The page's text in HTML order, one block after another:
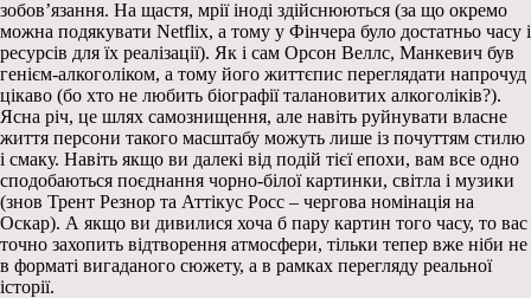
зобов’язання. На щастя, мрії іноді здійснюються (за що окремо
можна подякувати Netflix, а тому у Фінчера було достатньо часу і
ресурсів для їх реалізації). Як і сам Орсон Веллс, Манкевич був
генієм-алкоголіком, а тому його життєпис переглядати напрочуд
цікаво (бо хто не любить біографії талановитих алкоголіків?).
Ясна річ, це шлях самознищення, але навіть руйнувати власне
життя персони такого масштабу можуть лише із почуттям стилю
і смаку. Навіть якщо ви далекі від подій тієї епохи, вам все одно
сподобаються поєднання чорно-білої картинки, світла і музики
(знов Трент Резнор та Аттікус Росс – чергова номінація на
Оскар). А якщо ви дивилися хоча б пару картин того часу, то вас
точно захопить відтворення атмосфери, тільки тепер вже ніби не
в форматі вигаданого сюжету, а в рамках перегляду реальної
історії.